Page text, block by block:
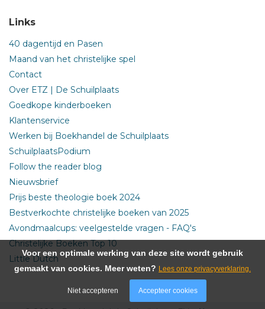
Links
40 dagentijd en Pasen
Maand van het christelijke spel
Contact
Over ETZ | De Schuilplaats
Goedkope kinderboeken
Klantenservice
Werken bij Boekhandel de Schuilplaats
SchuilplaatsPodium
Follow the reader blog
Nieuwsbrief
Prijs beste theologie boek 2024
Bestverkochte christelijke boeken van 2025
Avondmaalcups: veelgestelde vragen - FAQ's
Christelijke Boeken Top 10
Little Dutch
Voor een optimale werking van deze site wordt gebruik
gemaakt van cookies. Meer weten? Lees onze privacyverklaring.
Niet accepteren Accepteer cookies